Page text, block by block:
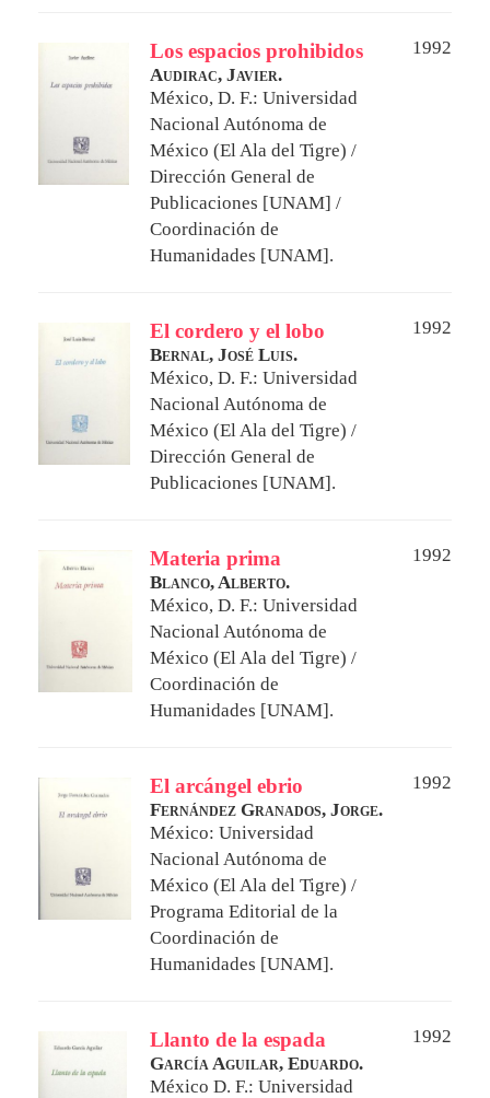
Los espacios prohibidos
1992
Audirac, Javier.
México, D. F.: Universidad
Nacional Autónoma de
México (El Ala del Tigre) /
Dirección General de
Publicaciones [UNAM] /
Coordinación de
Humanidades [UNAM].
El cordero y el lobo
1992
Bernal, José Luis.
México, D. F.: Universidad
Nacional Autónoma de
México (El Ala del Tigre) /
Dirección General de
Publicaciones [UNAM].
Materia prima
1992
Blanco, Alberto.
México, D. F.: Universidad
Nacional Autónoma de
México (El Ala del Tigre) /
Coordinación de
Humanidades [UNAM].
El arcángel ebrio
1992
Fernández Granados, Jorge.
México: Universidad
Nacional Autónoma de
México (El Ala del Tigre) /
Programa Editorial de la
Coordinación de
Humanidades [UNAM].
Llanto de la espada
1992
García Aguilar, Eduardo.
México D. F.: Universidad